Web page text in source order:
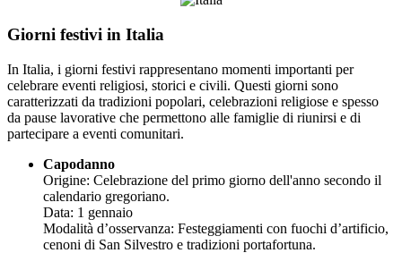
Giorni festivi in Italia
In Italia, i giorni festivi rappresentano momenti importanti per
celebrare eventi religiosi, storici e civili. Questi giorni sono
caratterizzati da tradizioni popolari, celebrazioni religiose e spesso
da pause lavorative che permettono alle famiglie di riunirsi e di
partecipare a eventi comunitari.
Capodanno
Origine: Celebrazione del primo giorno dell'anno secondo il
calendario gregoriano.
Data: 1 gennaio
Modalità d’osservanza: Festeggiamenti con fuochi d’artificio,
cenoni di San Silvestro e tradizioni portafortuna.